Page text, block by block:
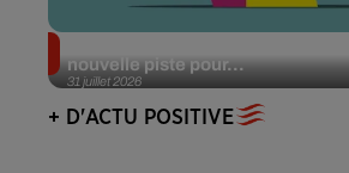
31 juillet 2026
nouvelle piste pour...
+ D'ACTU POSITIVE